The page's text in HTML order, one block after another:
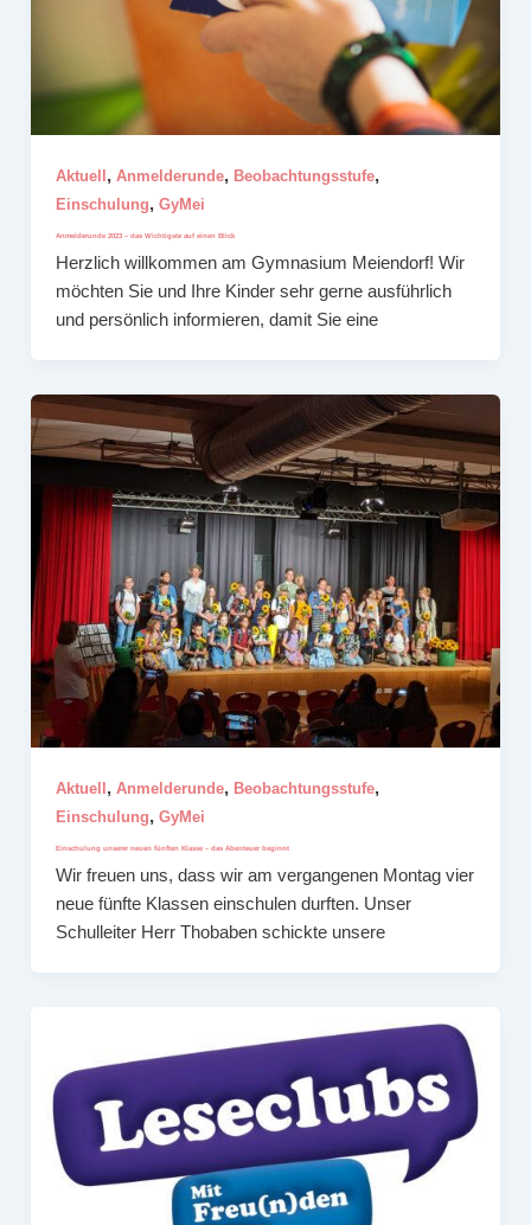
Aktuell ,Anmelderunde, Beobachtungsstufe,
Einschulung,GyMei
Anmelderunde 2023 – das Wichtigste auf einen Blick
Herzlich willkommen am Gymnasium Meiendorf! Wir
möchten Sie und Ihre Kinder sehr gerne ausführlich
und persönlich informieren, damit Sie eine
Aktuell ,Anmelderunde, Beobachtungsstufe,
Einschulung,GyMei
Einschulung unserer neuen fünften Klasse – das Abenteuer beginnt
Wir freuen uns, dass wir am vergangenen Montag vier
neue fünfte Klassen einschulen durften. Unser
Schulleiter Herr Thobaben schickte unsere